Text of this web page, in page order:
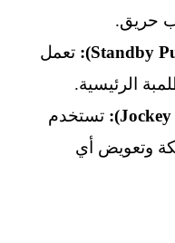
حريق.
تعمل
الرئيسية.
تستخدم
وتعويض أي